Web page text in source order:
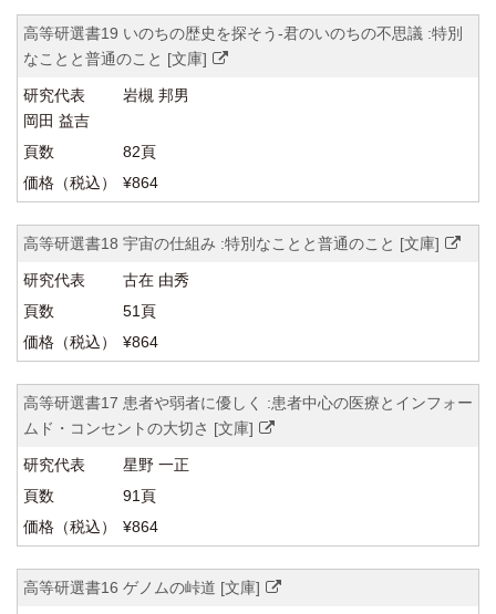
高等研選書19 いのちの歴史を探そう-君のいのちの不思議 :特別
なことと普通のこと [文庫]
岩槻 邦男
岡田 益吉
82頁
¥864
高等研選書18 宇宙の仕組み :特別なことと普通のこと [文庫]
古在 由秀
51頁
¥864
高等研選書17 患者や弱者に優しく :患者中心の医療とインフォー
ムド・コンセントの大切さ [文庫]
星野 一正
91頁
¥864
高等研選書16 ゲノムの峠道 [文庫]